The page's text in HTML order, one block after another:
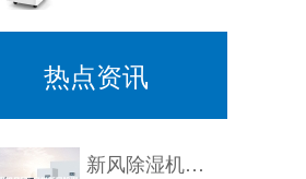
热点资讯
新风除湿机品牌 泉州新风除湿机 福州每日新新风设备